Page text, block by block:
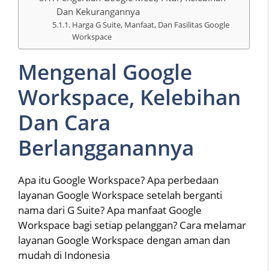
Dan Kekurangannya
Harga G Suite, Manfaat, Dan Fasilitas Google
Workspace
Mengenal Google
Workspace, Kelebihan
Dan Cara
Berlangganannya
Apa itu Google Workspace? Apa perbedaan
layanan Google Workspace setelah berganti
nama dari G Suite? Apa manfaat Google
Workspace bagi setiap pelanggan? Cara melamar
layanan Google Workspace dengan aman dan
mudah di Indonesia